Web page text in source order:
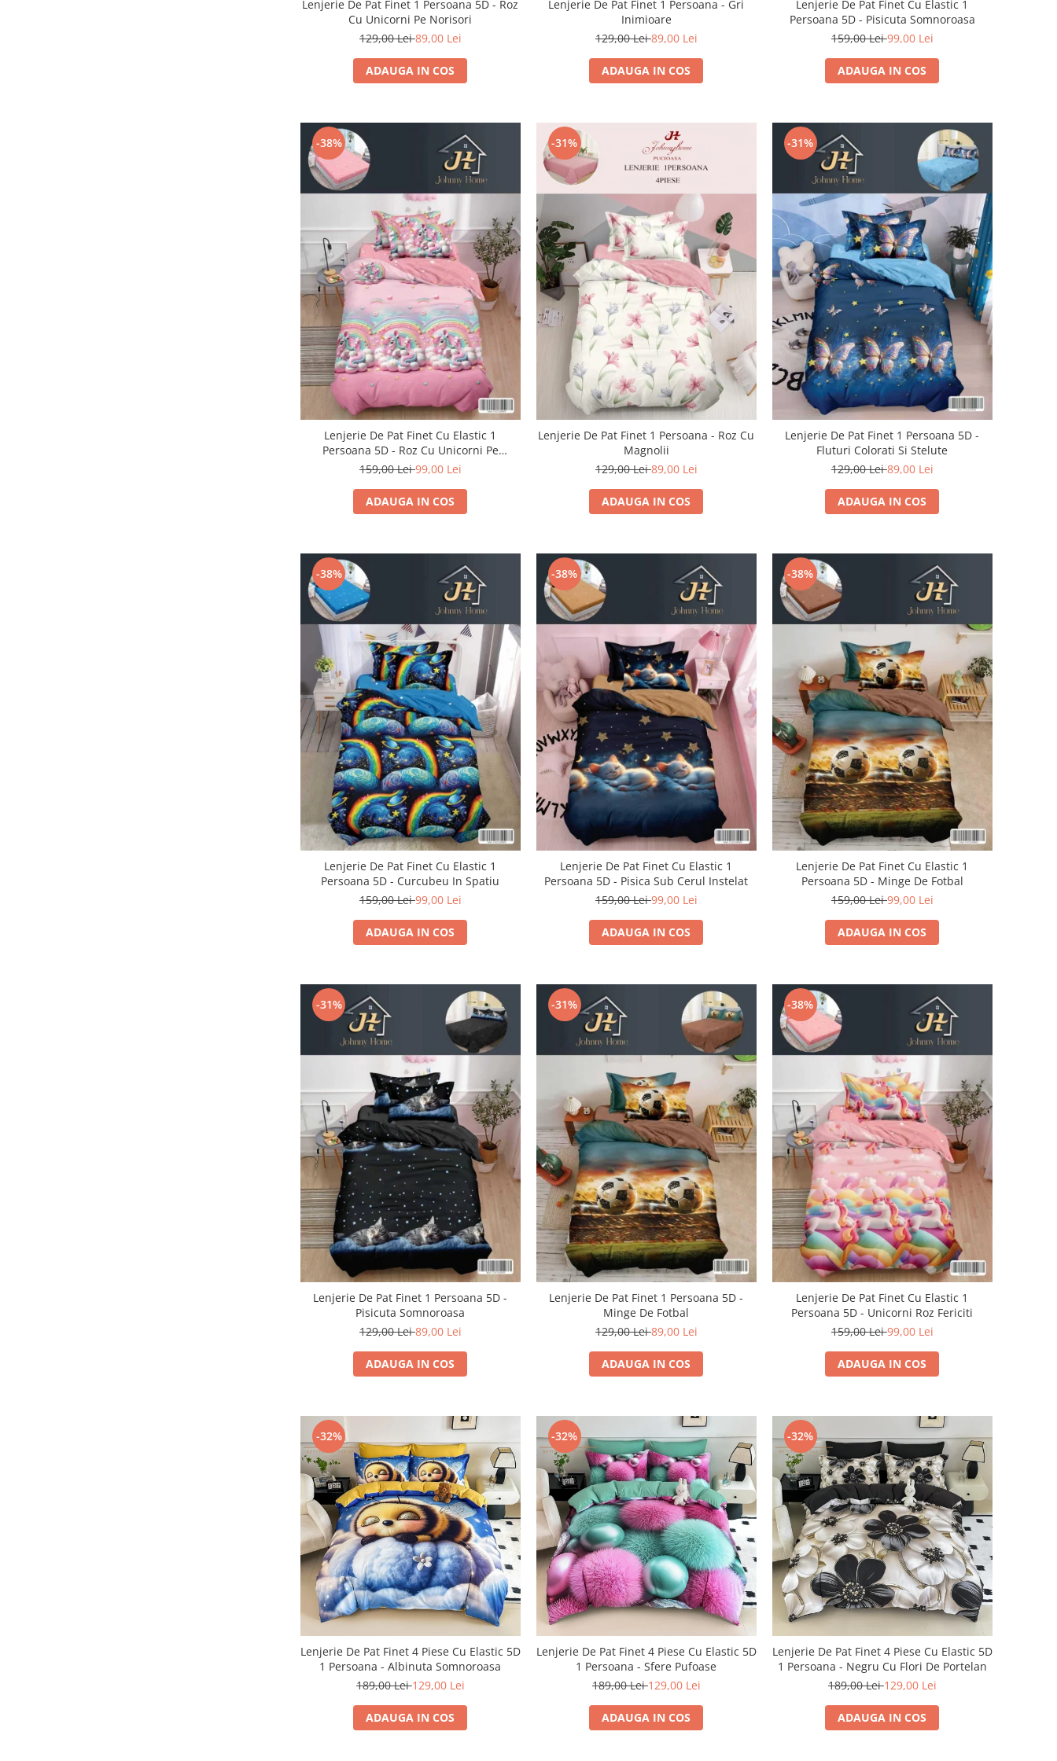
Lenjerie De Pat Finet 1 Persoana 5D - Roz
Cu Unicorni Pe Norisori
129,00 Lei89,00 Lei
ADAUGA IN COS
Lenjerie De Pat Finet 1 Persoana - Gri
Inimioare
129,00 Lei89,00 Lei
ADAUGA IN COS
Lenjerie De Pat Finet Cu Elastic 1
Persoana 5D - Pisicuta Somnoroasa
159,00 Lei99,00 Lei
ADAUGA IN COS
-38%
Lenjerie De Pat Finet Cu Elastic 1
Persoana 5D - Roz Cu Unicorni Pe
Norisori
159,00 Lei99,00 Lei
ADAUGA IN COS
-31%
Lenjerie De Pat Finet 1 Persoana - Roz Cu
Magnolii
129,00 Lei89,00 Lei
ADAUGA IN COS
-31%
Lenjerie De Pat Finet 1 Persoana 5D -
Fluturi Colorati Si Stelute
129,00 Lei89,00 Lei
ADAUGA IN COS
-38%
Lenjerie De Pat Finet Cu Elastic 1
Persoana 5D - Curcubeu In Spatiu
159,00 Lei99,00 Lei
ADAUGA IN COS
-38%
Lenjerie De Pat Finet Cu Elastic 1
Persoana 5D - Pisica Sub Cerul Instelat
159,00 Lei99,00 Lei
ADAUGA IN COS
-38%
Lenjerie De Pat Finet Cu Elastic 1
Persoana 5D - Minge De Fotbal
159,00 Lei99,00 Lei
ADAUGA IN COS
-31%
Lenjerie De Pat Finet 1 Persoana 5D -
Pisicuta Somnoroasa
129,00 Lei89,00 Lei
ADAUGA IN COS
-31%
Lenjerie De Pat Finet 1 Persoana 5D -
Minge De Fotbal
129,00 Lei89,00 Lei
ADAUGA IN COS
-38%
Lenjerie De Pat Finet Cu Elastic 1
Persoana 5D - Unicorni Roz Fericiti
159,00 Lei99,00 Lei
ADAUGA IN COS
-32%
Lenjerie De Pat Finet 4 Piese Cu Elastic 5D
1 Persoana - Albinuta Somnoroasa
189,00 Lei129,00 Lei
ADAUGA IN COS
-32%
Lenjerie De Pat Finet 4 Piese Cu Elastic 5D
1 Persoana - Sfere Pufoase
189,00 Lei129,00 Lei
ADAUGA IN COS
-32%
Lenjerie De Pat Finet 4 Piese Cu Elastic 5D
1 Persoana - Negru Cu Flori De Portelan
189,00 Lei129,00 Lei
ADAUGA IN COS